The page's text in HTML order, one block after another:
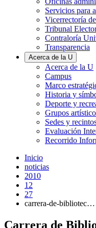
Servicios para
Vicerrectoría
Tribunal
Contraloría
Transparencia
Acerca de la U
Acerca de la U
Campus
Marco
Historia y
Deporte y
Grupos
Sedes y
Evaluación
Recorrido
Inicio
noticias
2010
12
27
carrera-de-bibliotec…
Carrera de